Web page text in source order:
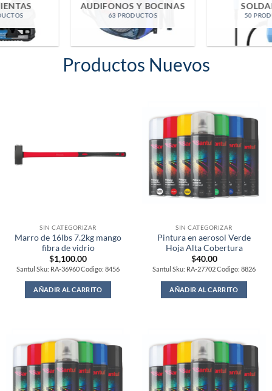
AUDIFONOS Y BOCINAS
SOLDADURA
Productos Nuevos
SIN CATEGORIZAR
Marro de 16lbs 7.2kg mango
fibra de vidrio
$1,100.00
Santul Sku: RA-36960 Codigo: 8456
AÑADIR AL CARRITO
SIN CATEGORIZAR
Pintura en aerosol Verde
Hoja Alta Cobertura
$40.00
Santul Sku: RA-27702 Codigo: 8826
AÑADIR AL CARRITO